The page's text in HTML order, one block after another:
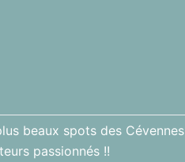
beaux spots des Cévennes
passionnés !!